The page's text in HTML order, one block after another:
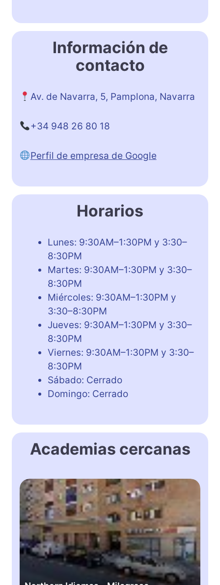
Información de
contacto
Av. de Navarra, 5, Pamplona, Navarra
+34 948 26 80 18
Perfil de empresa de Google
Horarios
Lunes: 9:30AM–1:30PM y 3:30–
8:30PM
Martes: 9:30AM–1:30PM y 3:30–
8:30PM
Miércoles: 9:30AM–1:30PM y
3:30–8:30PM
Jueves: 9:30AM–1:30PM y 3:30–
8:30PM
Viernes: 9:30AM–1:30PM y 3:30–
8:30PM
Sábado: Cerrado
Domingo: Cerrado
Academias cercanas
N
r
t
h
e
r